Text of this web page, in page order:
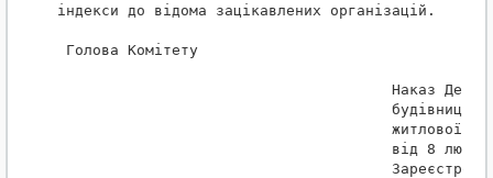
індекси до відома зацікавлених організацій.
Голова Комітету
Наказ
житлової
від 8